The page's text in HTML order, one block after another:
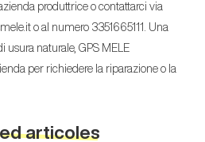
produttrice o contattarci via
o al numero 3351665111. Una
usura naturale, GPS MELE
per richiedere la riparazione o la
articoles